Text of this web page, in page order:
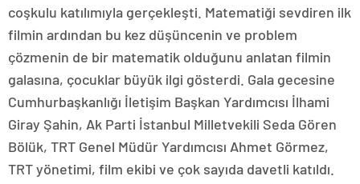
coşkulu katılımıyla gerçekleşti. Matematiği sevdiren ilk
filmin ardından bu kez düşüncenin ve problem
çözmenin de bir matematik olduğunu anlatan filmin
galasına, çocuklar büyük ilgi gösterdi. Gala gecesine
Cumhurbaşkanlığı İletişim Başkan Yardımcısı İlhami
Giray Şahin, Ak Parti İstanbul Milletvekili Seda Gören
Bölük, TRT Genel Müdür Yardımcısı Ahmet Görmez,
TRT yönetimi, film ekibi ve çok sayıda davetli katıldı.